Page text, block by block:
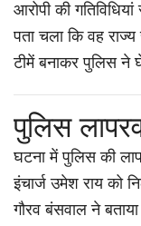
आरोपी की
पता चला कि वह
टीमें बनाकर पुलिस ने
पुलिस
घटना में पुलिस की
इंचार्ज उमेश राय को
गौरव बंसवाल ने